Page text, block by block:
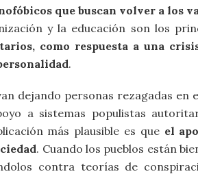
que buscan volver a los
y la educación son los
como respuesta a una
.
dejando personas rezagadas en
a sistemas populistas
más plausible es que el
. Cuando los pueblos están
contra teorías de